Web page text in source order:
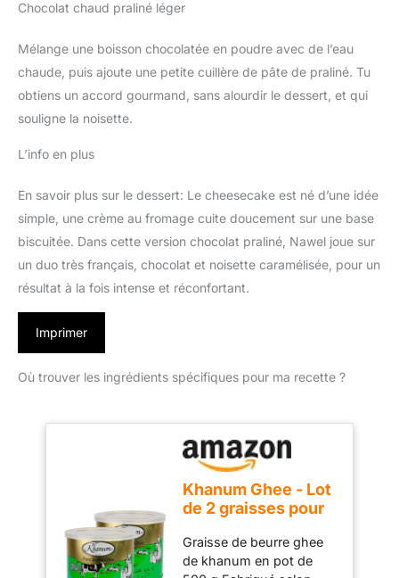
Chocolat chaud praliné léger
Mélange une boisson chocolatée en poudre avec de l’eau
chaude, puis ajoute une petite cuillère de pâte de praliné. Tu
obtiens un accord gourmand, sans alourdir le dessert, et qui
souligne la noisette.
L’info en plus
En savoir plus sur le dessert: Le cheesecake est né d’une idée
simple, une crème au fromage cuite doucement sur une base
biscuitée. Dans cette version chocolat praliné, Nawel joue sur
un duo très français, chocolat et noisette caramélisée, pour un
résultat à la fois intense et réconfortant.
Imprimer
Où trouver les ingrédients spécifiques pour ma recette ?
Khanum Ghee - Lot
de 2 graisses pour
Graisse de beurre ghee
de khanum en pot de